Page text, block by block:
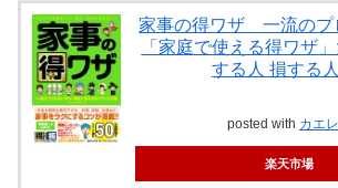
家事の得ワザ 一流のプ
「家庭で使える得ワザ
する人 損する
posted with カエ
楽天市場